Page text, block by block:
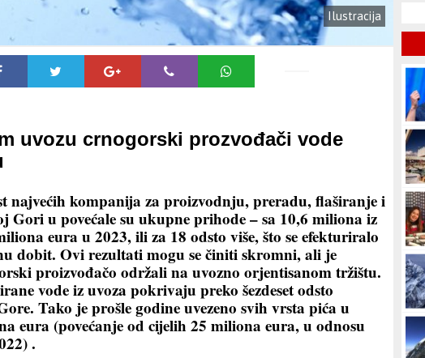
Ilustracija
uvozu crnogorski prozvođači vode
najvećih kompanija za proizvodnju, preradu, flaširanje i
Gori u povećale su ukupne prihode – sa 10,6 miliona iz
eura u 2023, ili za 18 odsto više, što se efekturiralo
dobit. Ovi rezultati mogu se činiti skromni, ali je
proizvođačo održali na uvozno orjentisanom tržištu.
vode iz uvoza pokrivaju preko šezdeset odsto
Tako je prošle godine uvezeno svih vrsta pića u
eura (povećanje od cijelih 25 miliona eura, u odnosu
.